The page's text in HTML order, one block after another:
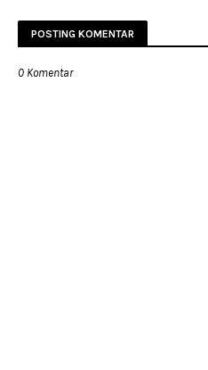
POSTING KOMENTAR
0 Komentar